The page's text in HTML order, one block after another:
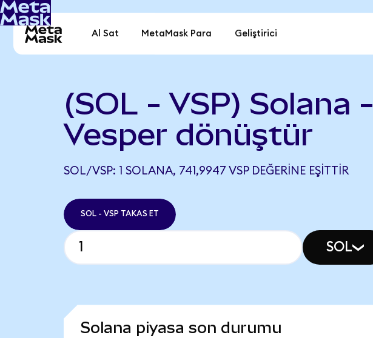
Al Sat MetaMask Para Geliştirici
(SOL - VSP) Solana -
Vesper dönüştür
SOL/VSP: 1 SOLANA, 741,9947 VSP DEĞERINE EŞITTIR
SOL - VSP TAKAS ET
SOL
Solana piyasa son durumu